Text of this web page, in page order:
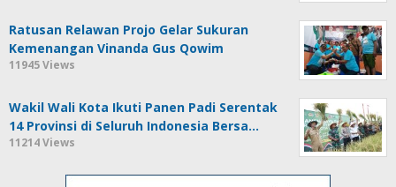
Ratusan Relawan Projo Gelar Sukuran
Kemenangan Vinanda Gus Qowim
11945 Views
Wakil Wali Kota Ikuti Panen Padi Serentak
14 Provinsi di Seluruh Indonesia Bersa…
11214 Views